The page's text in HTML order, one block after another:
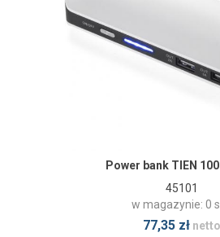
Power bank TIEN
45101
w magazynie: 0
77,35 zł netto